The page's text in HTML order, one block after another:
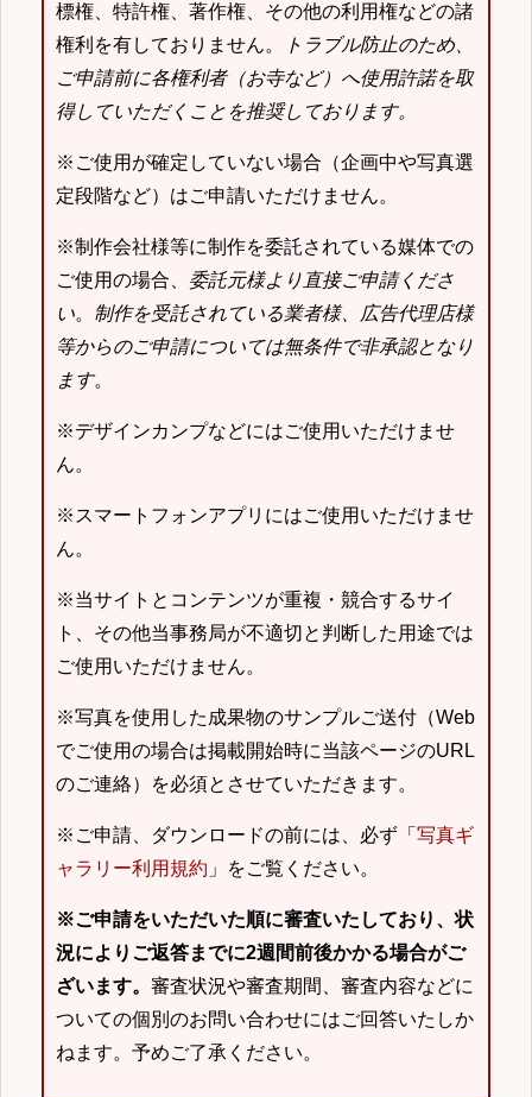
標権、特許権、著作権、その他の利用権などの諸
権利を有しておりません。
トラブル防止のため、
ご申請前に各権利者（お寺など）へ使用許諾を取
得していただくことを推奨しております。
※ご使用が確定していない場合（企画中や写真選
定段階など）はご申請いただけません。
※制作会社様等に制作を委託されている媒体での
ご使用の場合、 委託元様より直接ご申請くださ
い。 制作を受託されている業者様、広告代理店様
等からのご申請については無条件で非承認となり
ます。
※デザインカンプなどにはご使用いただけませ
ん。
※スマートフォンアプリにはご使用いただけませ
ん。
※当サイトとコンテンツが重複・競合するサイ
ト、その他当事務局が不適切と判断した用途では
ご使用いただけません。
※写真を使用した成果物のサンプルご送付（Web
でご使用の場合は掲載開始時に当該ページのURL
のご連絡）を必須とさせていただきます。
※ご申請、ダウンロードの前には、必ず「 写真ギ
ャラリー利用規約 」をご覧ください。
※ご申請をいただいた順に審査いたしており、状
況によりご返答までに2週間前後かかる場合がご
ざいます。 審査状況や審査期間、審査内容などに
ついての個別のお問い合わせにはご回答いたしか
ねます。予めご了承ください。